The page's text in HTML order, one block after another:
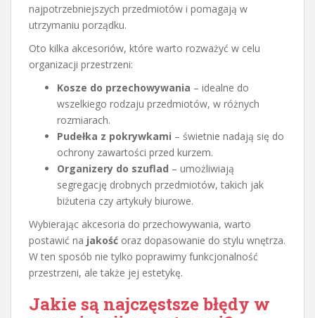
najpotrzebniejszych przedmiotów i pomagają w
utrzymaniu porządku.
Oto kilka akcesoriów, które warto rozważyć w celu
organizacji przestrzeni:
Kosze do przechowywania – idealne do
wszelkiego rodzaju przedmiotów, w różnych
rozmiarach.
Pudełka z pokrywkami – świetnie nadają się do
ochrony zawartości przed kurzem.
Organizery do szuflad – umożliwiają
segregację drobnych przedmiotów, takich jak
biżuteria czy artykuły biurowe.
Wybierając akcesoria do przechowywania, warto
postawić na jakość oraz dopasowanie do stylu wnętrza.
W ten sposób nie tylko poprawimy funkcjonalność
przestrzeni, ale także jej estetykę.
Jakie są najczęstsze błędy w